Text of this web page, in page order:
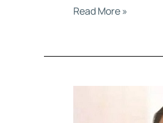
Read More »